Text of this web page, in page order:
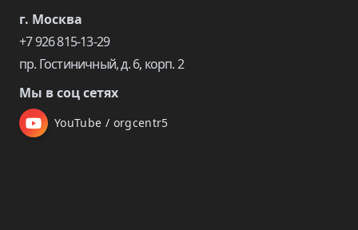
г. Москва
+7 926 815-13-29
пр. Гостиничный, д. 6, корп. 2
Мы в соц сетях
YouTube / orgcentr5